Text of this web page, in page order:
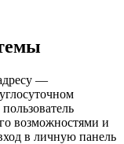
—
возможностями и
в личную панель